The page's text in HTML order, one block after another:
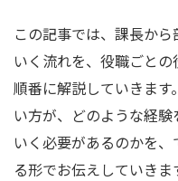
この記事では、課長か
いく流れを、役職ごと
順番に解説していきま
い方が、どのような経
いく必要があるのかを
る形でお伝えしていきま